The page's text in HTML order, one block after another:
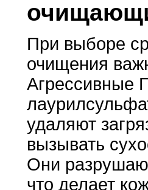
При выборе
очищения
Агрессивные
удаляют
вызывать
Они
что делает